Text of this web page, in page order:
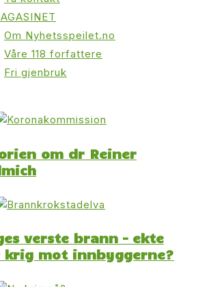
Om Nyhetsspeilet.no
Våre 118 forfattere
Fri gjenbruk
om dr Reiner
verste brann – ekte
krig mot innbyggerne?